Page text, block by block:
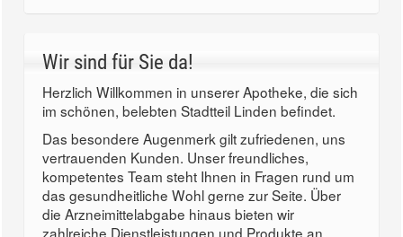
Wir sind für Sie da!
Herzlich Willkommen in unserer Apotheke, die sich
im schönen, belebten Stadtteil Linden befindet.
Das besondere Augenmerk gilt zufriedenen, uns
vertrauenden Kunden. Unser freundliches,
kompetentes Team steht Ihnen in Fragen rund um
das gesundheitliche Wohl gerne zur Seite. Über
die Arzneimittelabgabe hinaus bieten wir
zahlreiche Dienstleistungen und Produkte an.